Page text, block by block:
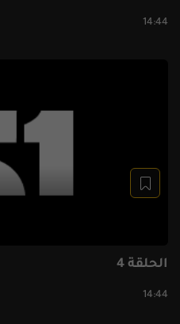
14:44
الحلقة 4
14:44